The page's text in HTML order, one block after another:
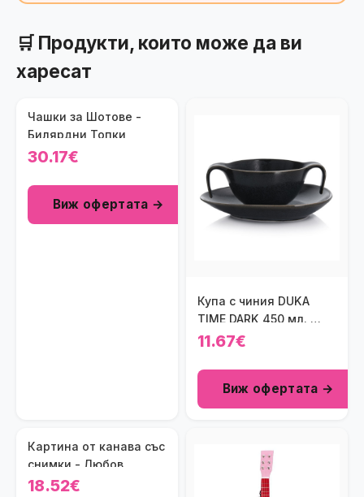
🛒 Продукти, които може да ви
харесат
Чашки за Шотове -
Билярдни Топки
30.17€
Виж офертата →
Купа с чиния DUKA
TIME DARK 450 мл.,
черен
11.67€
Виж офертата →
Картина от канава със
снимки - Любов
18.52€